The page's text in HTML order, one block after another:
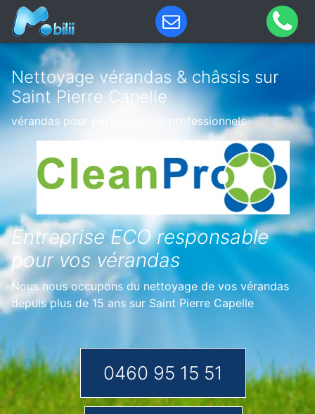
Nettoyage vérandas & châssis sur
Saint Pierre Capelle
vérandas pour particuliers et professionnels
Entreprise ECO responsable
pour vos vérandas
Nous nous occupons du nettoyage de vos vérandas
depuis plus de 15 ans sur Saint Pierre Capelle
0460 95 15 51